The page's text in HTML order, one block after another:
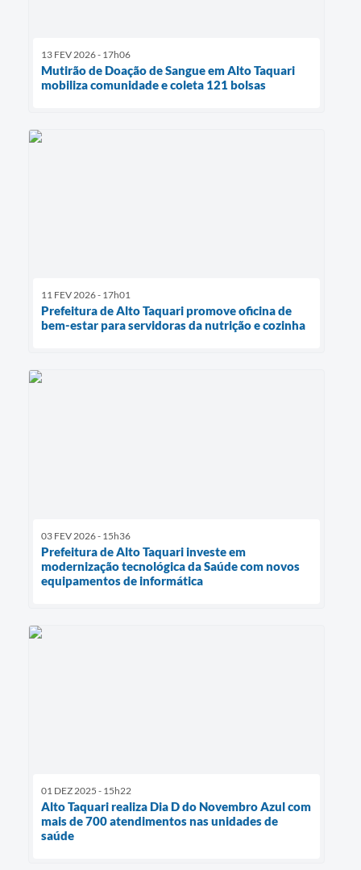
13 FEV 2026 - 17h06
Mutirão de Doação de Sangue em Alto Taquari
mobiliza comunidade e coleta 121 bolsas
11 FEV 2026 - 17h01
Prefeitura de Alto Taquari promove oficina de
bem-estar para servidoras da nutrição e cozinha
03 FEV 2026 - 15h36
Prefeitura de Alto Taquari investe em
modernização tecnológica da Saúde com novos
equipamentos de informática
01 DEZ 2025 - 15h22
Alto Taquari realiza Dia D do Novembro Azul com
mais de 700 atendimentos nas unidades de
saúde